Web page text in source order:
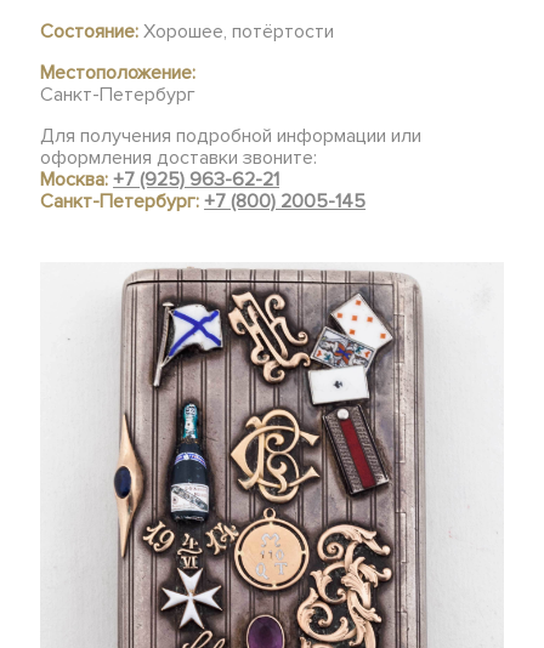
Состояние: Хорошее, потёртости
Местоположение:
Санкт-Петербург
Для получения подробной информации или
оформления доставки звоните:
Москва:+7 (925) 963-62-21
Санкт-Петербург:+7 (800) 2005-145